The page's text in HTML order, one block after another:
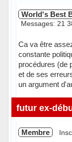
World's Best
Messages: 21
Ca va être
constante
procédures (de
et de ses
un argument
Hors ligne
futur ex-
Membre